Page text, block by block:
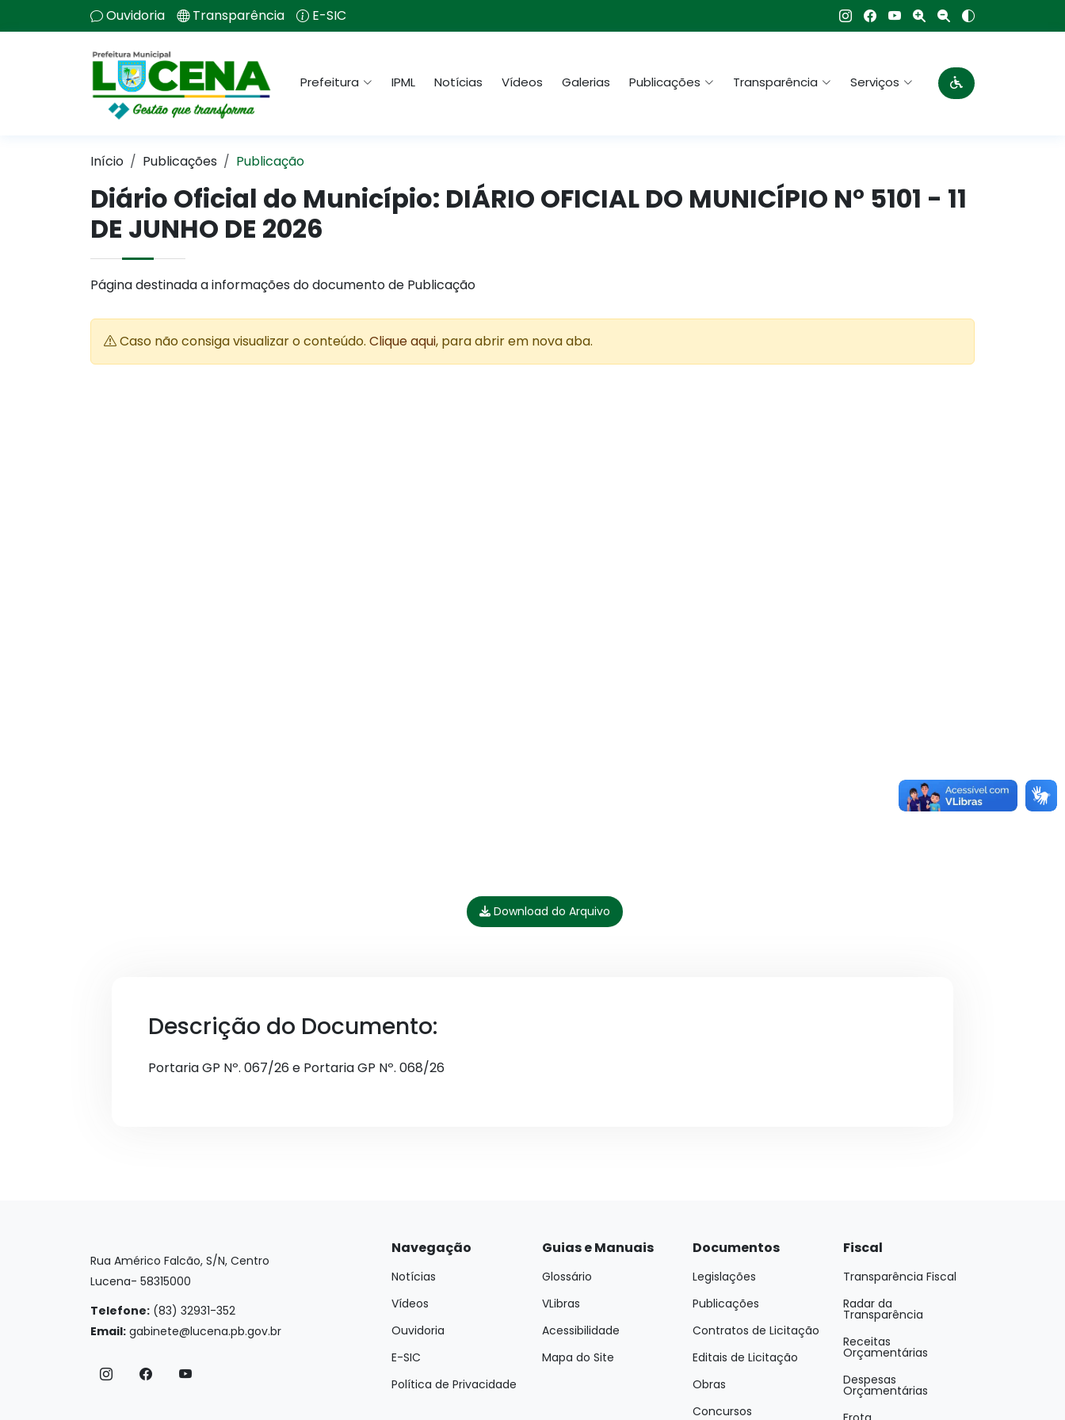
Ouvidoria Transparência E-SIC
Prefeitura IPML Notícias Vídeos Galerias Publicações Transparência Serviços
Início Publicações Publicação
Diário Oficial do Município: DIÁRIO OFICIAL DO MUNICÍPIO N° 5101 - 11
DE JUNHO DE 2026
Página destinada a informações do documento de Publicação
Caso não consiga visualizar o conteúdo. Clique aqui, para abrir em nova aba.
Download do Arquivo
Descrição do Documento:
Portaria GP Nº. 067/26 e Portaria GP Nº. 068/26
Rua Américo Falcão, S/N, Centro
Lucena- 58315000
Telefone: (83) 32931-352
Email: gabinete@lucena.pb.gov.br
Navegação
Notícias
Vídeos
Ouvidoria
E-SIC
Política de Privacidade
Guias e Manuais
Glossário
VLibras
Acessibilidade
Mapa do Site
Documentos
Legislações
Publicações
Contratos de Licitação
Editais de Licitação
Obras
Concursos
Fiscal
Transparência Fiscal
Radar da
Transparência
Receitas
Orçamentárias
Despesas
Orçamentárias